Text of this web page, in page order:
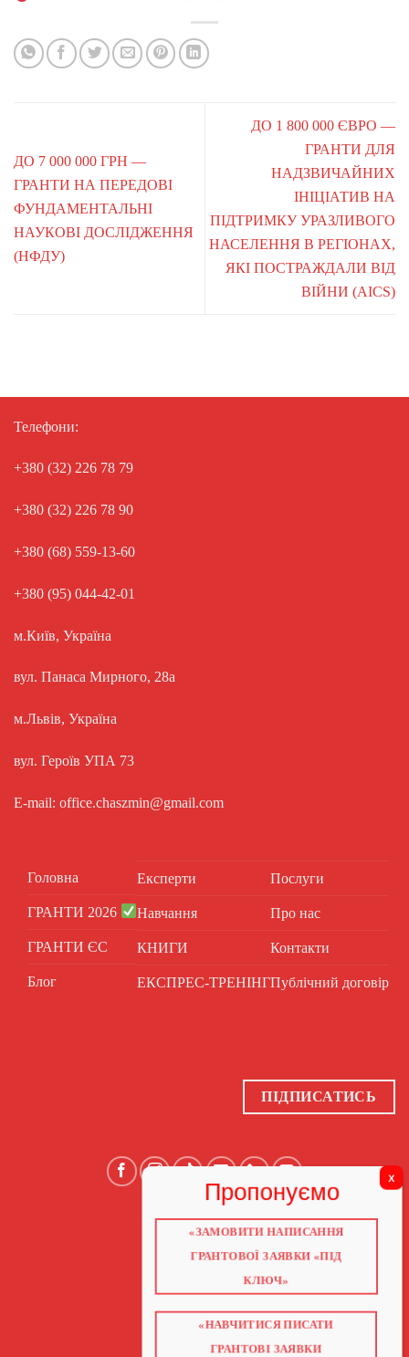
ДО 7 000 000 ГРН —
ГРАНТИ НА ПЕРЕДОВІ
ФУНДАМЕНТАЛЬНІ
НАУКОВІ ДОСЛІДЖЕННЯ
(НФДУ)
ДО 1 800 000 ЄВРО —
ГРАНТИ ДЛЯ
НАДЗВИЧАЙНИХ
ІНІЦІАТИВ НА
ПІДТРИМКУ УРАЗЛИВОГО
НАСЕЛЕННЯ В РЕГІОНАХ,
ЯКІ ПОСТРАЖДАЛИ ВІД
ВІЙНИ (AICS)
Телефони:
+380 (32) 226 78 79
+380 (32) 226 78 90
+380 (68) 559-13-60
+380 (95) 044-42-01
м.Київ, Україна
вул. Панаса Мирного, 28а
м.Львів, Україна
вул. Героїв УПА 73
E-mail: office.chaszmin@gmail.com
Головна
ГРАНТИ 2026
ГРАНТИ ЄС
Блог
Експерти
Навчання
КНИГИ
ЕКСПРЕС-ТРЕНІНГ
Послуги
Про нас
Контакти
Публічний договір
ПІДПИСАТИСЬ
ГОЛОВНА
ГРАНТИ 2026
НАВЧАННЯ
КНИГИ
ВІДЕО ПРО ГРАНТИ
«ЗАМОВИТИ НАПИСАННЯ
ГРАНТОВОЇ ЗАЯВКИ «ПІД
КЛЮЧ»
«НАВЧИТИСЯ ПИСАТИ
ГРАНТОВІ ЗАЯВКИ